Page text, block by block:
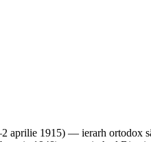
aprilie 1915) — ierarh ortodox